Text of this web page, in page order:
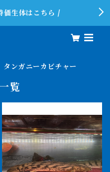
価生体はこちら /
タンガニーカビチャー
覧